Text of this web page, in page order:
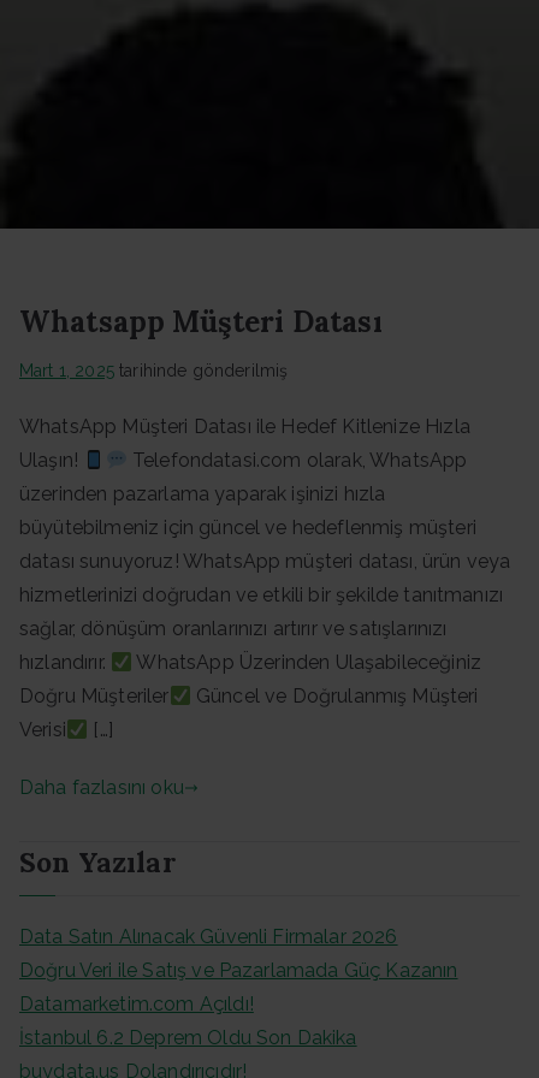
Data
Whatsapp Müşteri Datası
Mart 1, 2025tarihinde gönderilmiş
WhatsApp Müşteri Datası ile Hedef Kitlenize Hızla
Ulaşın!
Telefondatasi.com olarak, WhatsApp
üzerinden pazarlama yaparak işinizi hızla
büyütebilmeniz için güncel ve hedeflenmiş müşteri
datası sunuyoruz! WhatsApp müşteri datası, ürün veya
hizmetlerinizi doğrudan ve etkili bir şekilde tanıtmanızı
sağlar, dönüşüm oranlarınızı artırır ve satışlarınızı
hızlandırır.
WhatsApp Üzerinden Ulaşabileceğiniz
Doğru Müşteriler
Güncel ve Doğrulanmış Müşteri
Verisi
[…]
Daha fazlasını oku
Son Yazılar
Data Satın Alınacak Güvenli Firmalar 2026
Doğru Veri ile Satış ve Pazarlamada Güç Kazanın
Datamarketim.com Açıldı!
İstanbul 6.2 Deprem Oldu Son Dakika
buydata.us Dolandırıcıdır!